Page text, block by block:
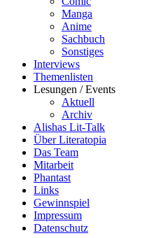
Manga
Anime
Sachbuch
Sonstiges
Interviews
Themenlisten
Lesungen / Events
Aktuell
Archiv
Alishas Lit-Talk
Über Literatopia
Das Team
Mitarbeit
Phantast
Links
Gewinnspiel
Impressum
Datenschutz